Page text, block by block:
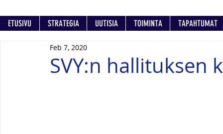
ETUSIVU STRATEGIA UUTISIA TOIMINTA TAPAHTUMAT
SVY:n hallituksen
Feb 7, 2020